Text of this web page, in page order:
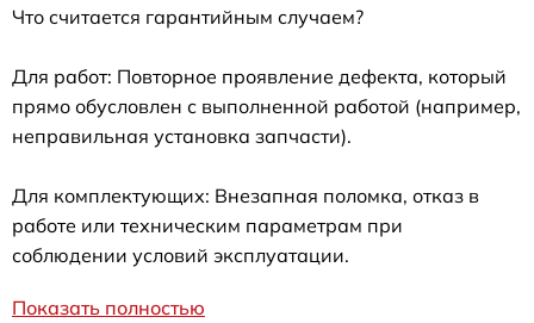
Что считается гарантийным случаем?
Для работ: Повторное проявление дефекта, который
прямо обусловлен с выполненной работой (например,
неправильная установка запчасти).
Для комплектующих: Внезапная поломка, отказ в
работе или техническим параметрам при
соблюдении условий эксплуатации.
Показать полностью